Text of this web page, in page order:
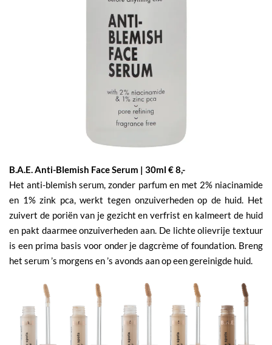
B.A.E. Anti-Blemish Face Serum | 30ml € 8,-
Het anti-blemish serum, zonder parfum en met 2% niacinamide
en 1% zink pca, werkt tegen onzuiverheden op de huid. Het
zuivert de poriën van je gezicht en verfrist en kalmeert de huid
en pakt daarmee onzuiverheden aan. De lichte olievrije textuur
is een prima basis voor onder je dagcrème of foundation. Breng
het serum ’s morgens en ’s avonds aan op een gereinigde huid.